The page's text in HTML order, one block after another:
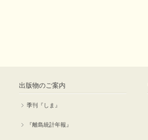
出版物のご案内
季刊『しま』
『離島統計年報』